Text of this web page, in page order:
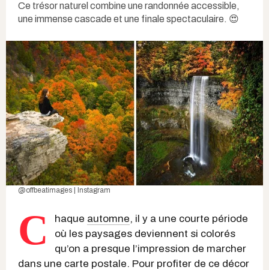
Ce trésor naturel combine une randonnée accessible,
une immense cascade et une finale spectaculaire. 😍
@offbeatimages | Instagram
C haque automne, il y a une courte période
où les paysages deviennent si colorés
qu’on a presque l’impression de marcher
dans une carte postale. Pour profiter de ce décor